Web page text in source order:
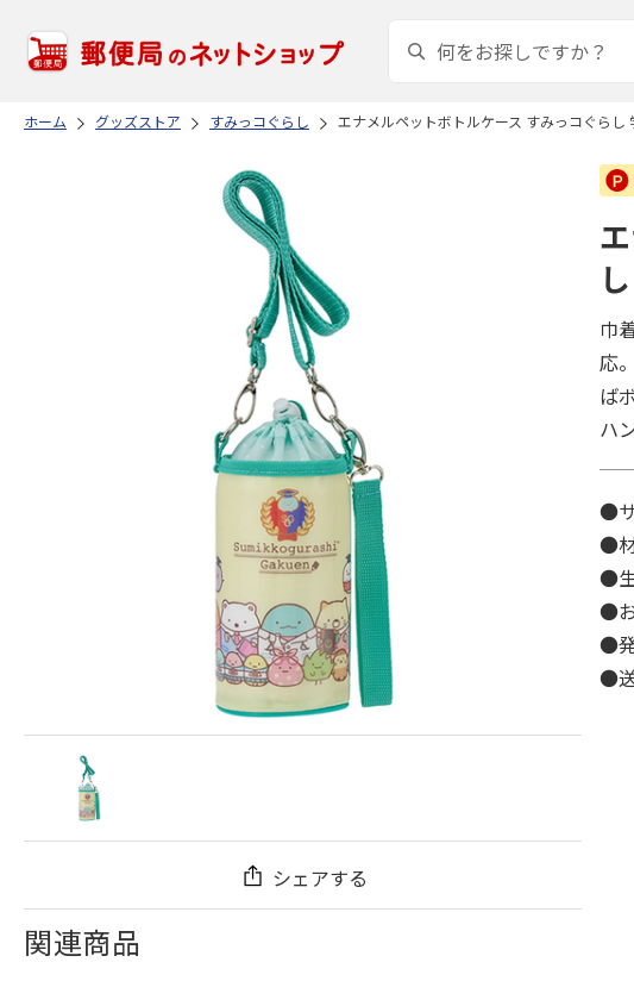
ホーム グッズストア すみっコぐらし エナメルペットボトルケース すみっコぐらし
シェアする
関連商品
巾
応
ば
ハ
●
●
●
●
●
●